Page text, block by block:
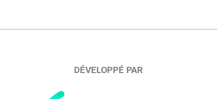
DÉVELOPPÉ PAR